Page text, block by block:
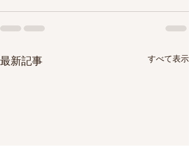
最新記事 すべて表示